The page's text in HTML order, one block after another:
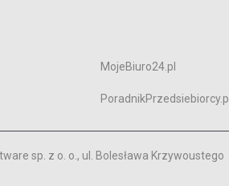
MojeBiuro24.pl
PoradnikPrzedsiebiorcy.pl
sp. z o. o., ul. Bolesława Krzywoustego